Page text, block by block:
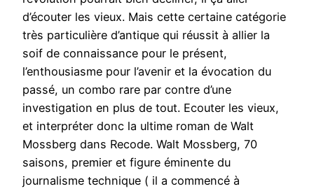
d’écouter les vieux. Mais cette certaine catégorie
très particulière d’antique qui réussit à allier la
soif de connaissance pour le présent,
l’enthousiasme pour l’avenir et la évocation du
passé, un combo rare par contre d’une
investigation en plus de tout. Ecouter les vieux,
et interpréter donc la ultime roman de Walt
Mossberg dans Recode. Walt Mossberg, 70
saisons, premier et figure éminente du
journalisme technique ( il a commencé à